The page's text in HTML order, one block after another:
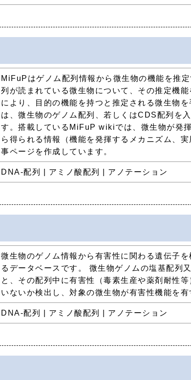
MiFuPはゲノム配列情報から微生物の機能を推
列が読まれている微生物について、その推定機
により、目的の機能を持つと推定される微生物
は、微生物のゲノム配列、若しくはCDS配列を
す。搭載しているMiFuP wikiでは、微生物が発
ら得られる情報（機能を発揮するメカニズム、
事ページを作成しています。
DNA-配列 | アミノ酸配列 | アノテーション
微生物のゲノム情報から有害性に関わる遺伝子
るデータベースです。 微生物ゲノムの塩基配列
と、その配列中に有害性（毒素生産や薬剤耐性
いないか検出し、対象の微生物が有害性機能を有
DNA-配列 | アミノ酸配列 | アノテーション